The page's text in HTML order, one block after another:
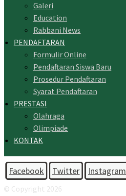
Galeri
Education
Rabbani News
PENDAFTARAN
Formulir Online
Pendaftaran Siswa Baru
Prosedur Pendaftaran
Syarat Pendaftaran
PRESTASI
Olahraga
Olimpiade
KONTAK
Facebook Twitter Instagram
© Copyright 2026